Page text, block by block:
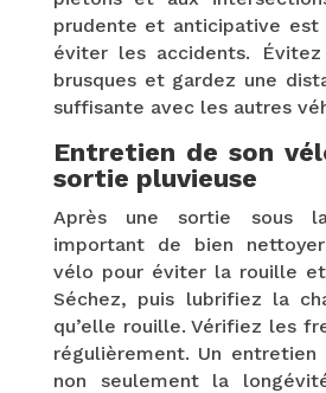
prudente et anticipative est
éviter les accidents.
brusques et gardez une
suffisante avec les autres
Entretien de son
sortie pluvieuse
Après une sortie sous
important de bien
vélo pour éviter la rouille
Séchez, puis lubrifiez la
qu’elle rouille. Vérifiez les
régulièrement. Un
non seulement la